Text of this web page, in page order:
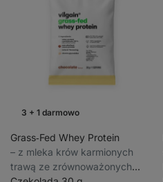
3 + 1 darmowo
Promocja tygodnia
Grass‑Fed Whey Protein
⁠–⁠ z mleka krów karmionych
trawą ze zrównoważonych